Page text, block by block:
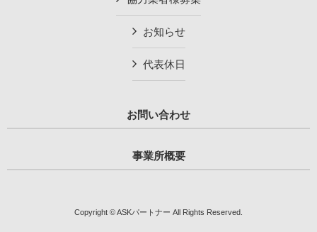
お知らせ
代表休日
お問い合わせ
事業所概要
Copyright © ASKパートナー All Rights Reserved.